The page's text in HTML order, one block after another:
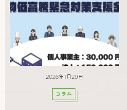
2026年1月29日
コラム